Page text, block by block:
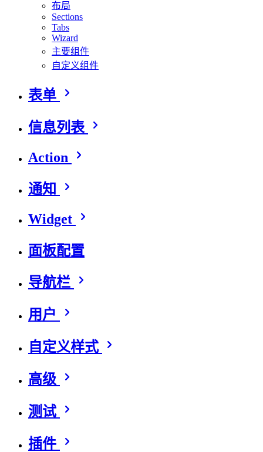
布局
Sections
Tabs
Wizard
主要组件
自定义组件
表单
信息列表
Action
通知
Widget
面板配置
导航栏
用户
自定义样式
高级
测试
插件